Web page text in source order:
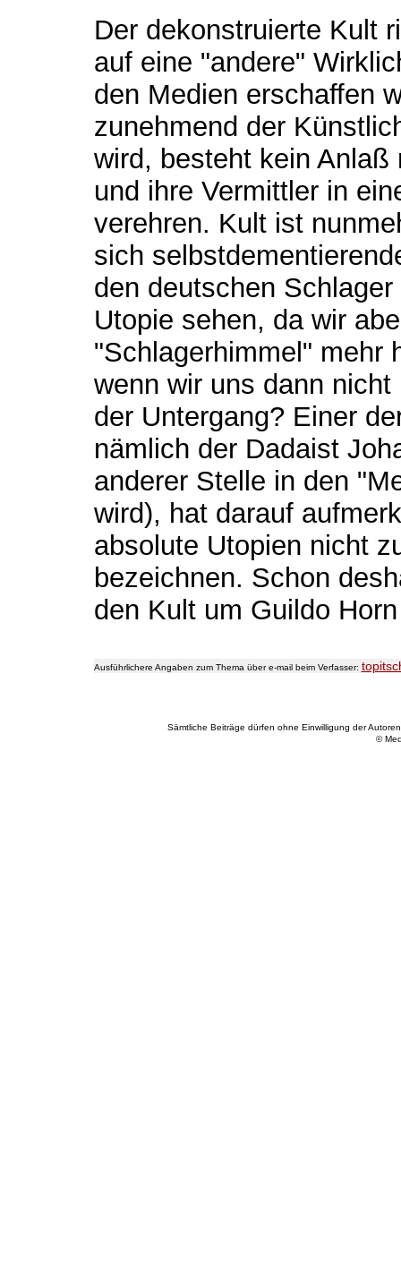
Der dekonstruierte Kult
auf eine "andere"
den Medien erschaffen
zunehmend der
wird, besteht kein Anlaß
und ihre Vermittler in
verehren. Kult ist
sich
den deutschen
Utopie sehen, da wir
"Schlagerhimmel" mehr
wenn wir uns dann
der Untergang? Einer
nämlich der Dadaist
anderer Stelle in den
wird), hat darauf
absolute Utopien nicht
bezeichnen. Schon
den Kult um Guildo
Ausführlichere Angaben zum Thema über e-mail beim Verfasser:
Sämtliche Beiträge dürfen ohne Einwilligung der
©